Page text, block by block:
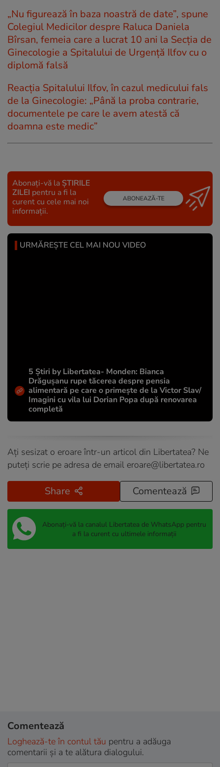
„Nu figurează în baza noastră de date”, spune
Colegiul Medicilor despre Raluca Daniela
Bîrsan, femeia care a lucrat 10 ani la Secția de
Ginecologie a Spitalului de Urgență Ilfov cu o
diplomă falsă
Reacția Spitalului Ilfov, în cazul medicului fals
de la Ginecologie: „Până la proba contrarie,
documentele pe care le avem atestă că
doamna este medic”
Abonați-vă la ȘTIRILE
ZILEI pentru a fi la
curent cu cele mai noi
informații.
ABONEAZĂ-TE
URMĂREȘTE CEL MAI NOU VIDEO
5 Știri by Libertatea- Monden: Bianca
Drăgușanu rupe tăcerea despre pensia
alimentară pe care o primește de la Victor Slav/
Imagini cu vila lui Dorian Popa după renovarea
completă
Ați sesizat o eroare într-un articol din Libertatea? Ne
puteți scrie pe adresa de email eroare@libertatea.ro
Share Comentează
Abonați-vă la canalul Libertatea de WhatsApp pentru
a fi la curent cu ultimele informații
Comentează
Loghează-te în contul tău pentru a adăuga
comentarii și a te alătura dialogului.